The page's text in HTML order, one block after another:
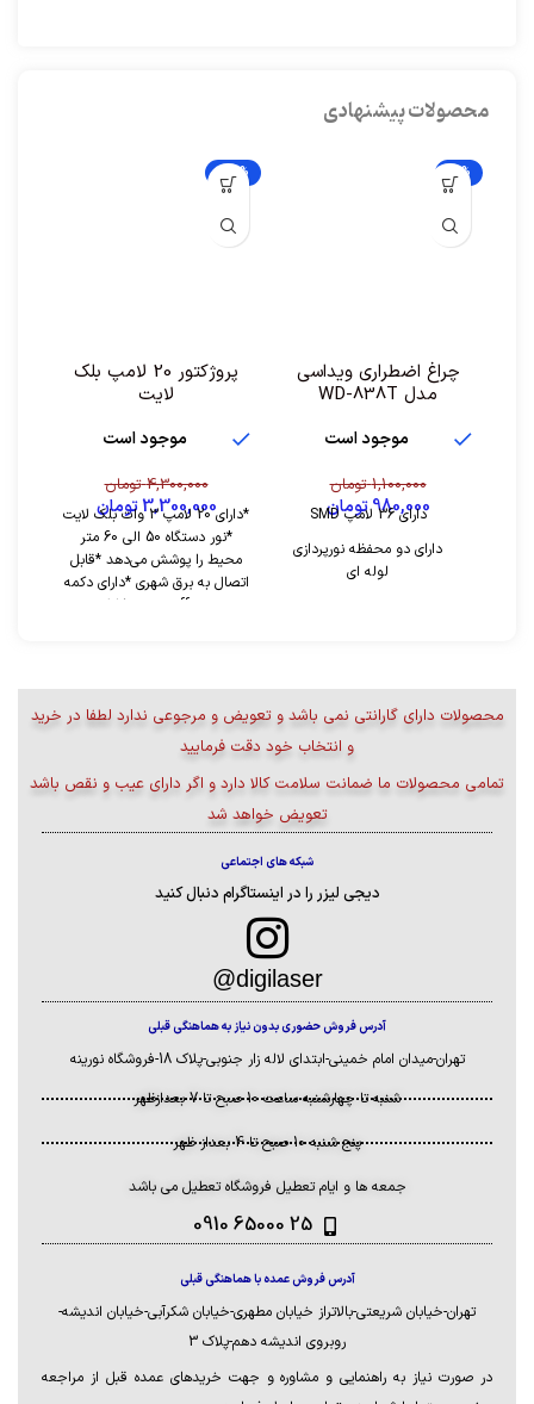
محصولات پیشنهادی
-11%
چراغ اضطراری ویداسی
مدل WD-838T
موجود است
1,100,000 تومان
980,000تومان
دارای 36 لامپ SMD
دارای دو محفظه نورپردازی
لوله ای
قابل شارژ
مدت نگهداری شارژ بالا
دارای دو سوراخ آویز برای
دارای قلاب برای آویزان کردن
مقاومت در برابر آب
جنس بدنه پلاستیک ABS
مقاوم
دارای دو ورودی DC و AC
برای شارژ
شارژ
دارای رنگ نور مهتابی
ابعاد 73*232 میلی متر
-23%
پروژکتور 20 لامپ بلک
لایت
موجود است
4,300,000 تومان
3,300,000تومان
*دارای 20 لامپ 3 وات بلک لایت
*نور دستگاه 50 الی 60 متر
محیط را پوشش می‌دهد *قابل
اتصال به برق شهری *دارای دکمه
محصولات دارای گارانتی نمی باشد و تعویض و مرجوعی ندارد لطفا در خرید
و انتخاب خود دقت فرمایید
تمامی محصولات ما ضمانت سلامت کالا دارد و اگر دارای عیب و نقص باشد
تعویض خواهد شد
شبکه های اجتماعی
دیجی لیزر را در اینستاگرام دنبال کنید
digilaser@
آدرس فروش حضوری بدون نیاز به هماهنگی قبلی
تهران-میدان امام خمینی-ابتدای لاله زار جنوبی-پلاک 18-فروشگاه نورینه
شنبه تا چهارشنبه ساعت 10 صبح تا 7 بعدازظهر
پنج شنبه 10 صبح تا 4 بعداز ظهر
جمعه ها و ایام تعطیل فروشگاه تعطیل می باشد
25 65000 0910
آدرس فروش عمده با هماهنگی قبلی
تهران-خیابان شریعتی-بالاتراز خیابان مطهری-خیابان شکرآبی-خیابان اندیشه-
روبروی اندیشه دهم-پلاک 3
در صورت نیاز به راهنمایی و مشاوره و جهت خریدهای عمده قبل از مراجعه